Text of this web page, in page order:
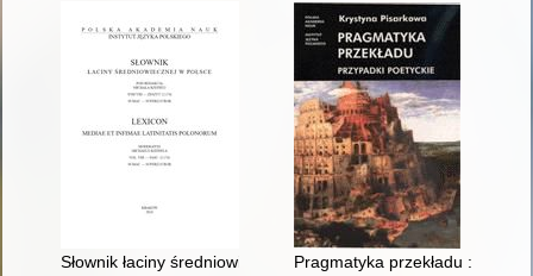
Słownik łaciny średniowiecznej w Polsce. T. 8, z. 12 (74),
Pragmatyka przekładu :